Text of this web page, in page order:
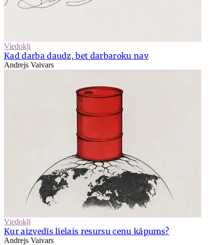
Viedokļi
Kad darba daudz, bet darbaroku nav
Andrejs Vaivars
Viedokļi
Kur aizvedīs lielais resursu cenu kāpums?
Andrejs Vaivars